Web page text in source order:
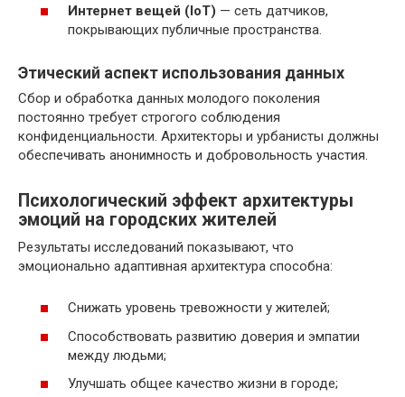
Интернет вещей (IoT) — сеть датчиков,
покрывающих публичные пространства.
Этический аспект использования данных
Сбор и обработка данных молодого поколения
постоянно требует строгого соблюдения
конфиденциальности. Архитекторы и урбанисты должны
обеспечивать анонимность и добровольность участия.
Психологический эффект архитектуры
эмоций на городских жителей
Результаты исследований показывают, что
эмоционально адаптивная архитектура способна:
Снижать уровень тревожности у жителей;
Способствовать развитию доверия и эмпатии
между людьми;
Улучшать общее качество жизни в городе;